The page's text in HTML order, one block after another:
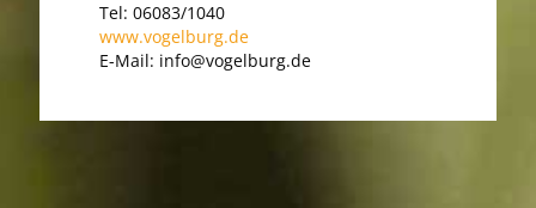
Tel: 06083/1040
www.vogelburg.de
E-Mail: info@vogelburg.de